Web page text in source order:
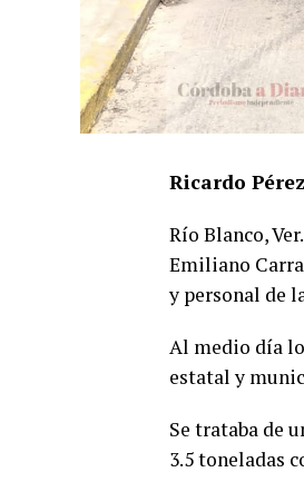
Ricardo
Río Blanco,
Emiliano
y personal de
Al medio día
estatal y
Se trataba de
3.5 toneladas